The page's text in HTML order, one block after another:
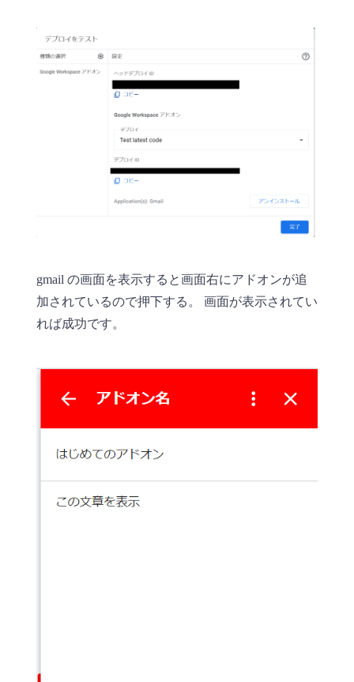
gmail の画面を表示すると画面右にアドオンが追
加されているので押下する。 画面が表示されてい
れば成功です。